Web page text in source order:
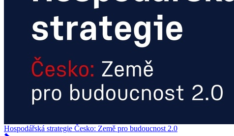
Hospodářská strategie Česko: Země pro budoucnost 2.0